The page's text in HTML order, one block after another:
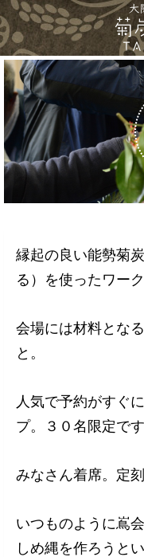
縁起の良い能勢菊
る）を使ったワー
会場には材料とな
と。
人気で予約がすぐ
プ。３０名限定です
みなさん着席。定
いつものように嶌
しめ縄を作ろうと